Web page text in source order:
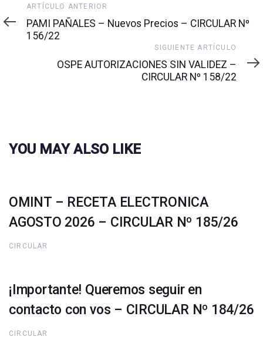
Artículo
anterior
ARTÍCULO ANTERIOR
PAMI PAÑALES – Nuevos Precios – CIRCULAR Nº
156/22
SIGUIENTE ARTÍCULO
OSPE AUTORIZACIONES SIN VALIDEZ –
CIRCULAR Nº 158/22
YOU MAY ALSO LIKE
OMINT – RECETA ELECTRONICA
AGOSTO 2026 – CIRCULAR Nº 185/26
CIRCULAR
¡Importante! Queremos seguir en
contacto con vos – CIRCULAR Nº 184/26
CIRCULAR